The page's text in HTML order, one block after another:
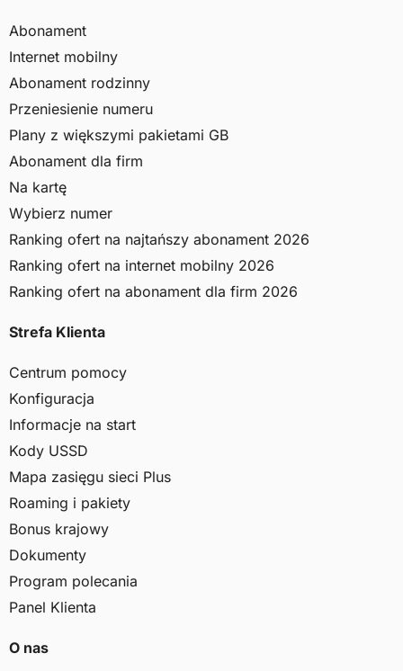
Abonament
Internet mobilny
Abonament rodzinny
Przeniesienie numeru
Plany z większymi pakietami GB
Abonament dla firm
Na kartę
Wybierz numer
Ranking ofert na najtańszy abonament 2026
Ranking ofert na internet mobilny 2026
Ranking ofert na abonament dla firm 2026
Strefa Klienta
Centrum pomocy
Konfiguracja
Informacje na start
Kody USSD
Mapa zasięgu sieci Plus
Roaming i pakiety
Bonus krajowy
Dokumenty
Program polecania
Panel Klienta
O nas